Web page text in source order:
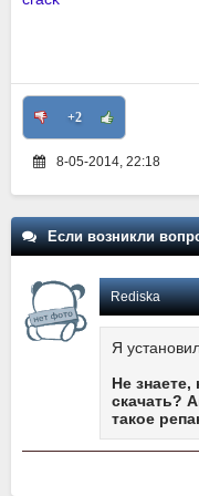
+2
8-05-2014, 22:18
Если возникли
Rediska
Я
Не знаете,
скачать?
такое